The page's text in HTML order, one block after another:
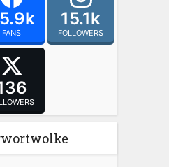
FANS
15.1k
FOLLOWERS